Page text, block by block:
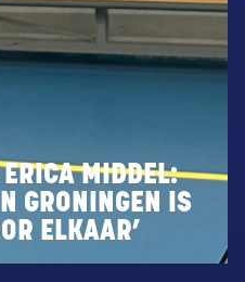
ERICA MIDDEL:
GRONINGEN IS
ELKAAR’